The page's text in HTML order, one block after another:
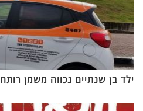
ילד בן שנתיים נכווה משמן רותח